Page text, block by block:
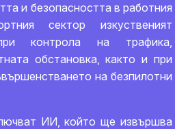
и безопасността в работния
сектор изкуственият
контрола на трафика,
обстановка, както и при
на безпилотни
ИИ, който ще извършва